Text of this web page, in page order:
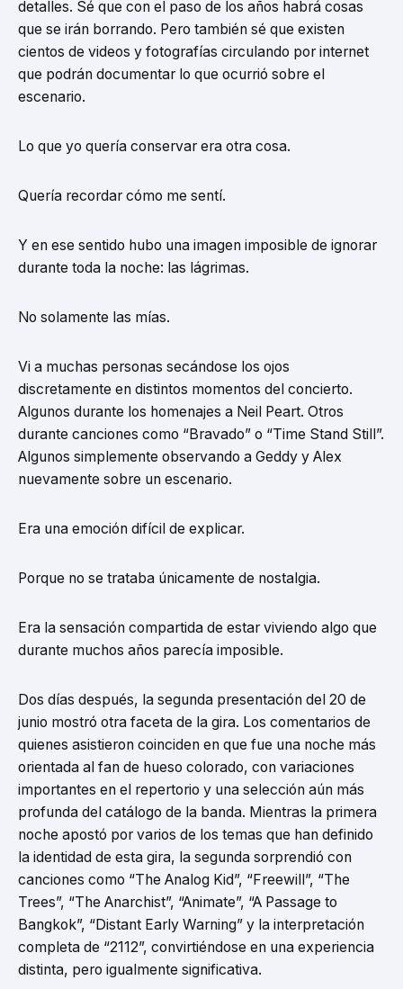
detalles. Sé que con el paso de los años habrá cosas
que se irán borrando. Pero también sé que existen
cientos de videos y fotografías circulando por internet
que podrán documentar lo que ocurrió sobre el
escenario.
Lo que yo quería conservar era otra cosa.
Quería recordar cómo me sentí.
Y en ese sentido hubo una imagen imposible de ignorar
durante toda la noche: las lágrimas.
No solamente las mías.
Vi a muchas personas secándose los ojos
discretamente en distintos momentos del concierto.
Algunos durante los homenajes a Neil Peart. Otros
durante canciones como “Bravado” o “Time Stand Still”.
Algunos simplemente observando a Geddy y Alex
nuevamente sobre un escenario.
Era una emoción difícil de explicar.
Porque no se trataba únicamente de nostalgia.
Era la sensación compartida de estar viviendo algo que
durante muchos años parecía imposible.
Dos días después, la segunda presentación del 20 de
junio mostró otra faceta de la gira. Los comentarios de
quienes asistieron coinciden en que fue una noche más
orientada al fan de hueso colorado, con variaciones
importantes en el repertorio y una selección aún más
profunda del catálogo de la banda. Mientras la primera
noche apostó por varios de los temas que han definido
la identidad de esta gira, la segunda sorprendió con
canciones como “The Analog Kid”, “Freewill”, “The
Trees”, “The Anarchist”, “Animate”, “A Passage to
Bangkok”, “Distant Early Warning” y la interpretación
completa de “2112”, convirtiéndose en una experiencia
distinta, pero igualmente significativa.